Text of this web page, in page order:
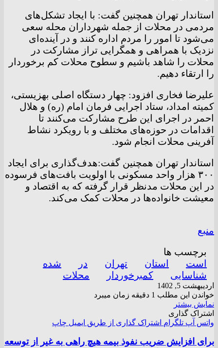
استاندار تهران همچنین گفت: با ایجاد تشکل‌های
مردمی در محلات از جمله شهرداران محله سعی
می‌شود تا امور را مردم اداره کنند و در آینده‌ای
نزدیک با همراهی و همگرایی تراز مشارکت در
محلات را شاهد باشیم و سطوح محلات کم برخوردار
را ارتقاء دهیم.
علیرضا فخاری افزود: چهار دستگاه اصلی بهزیستی،
کمیته امداد، ستاد اجرایی فرمان امام (ره) و هلال
احمر در اجرای این طرح مشارکت می‌کنند تا
اقدامات در حوزه‌های مختلف و با رویکرد نشاط
آفرینی محلات انجام شود.
استاندار تهران همچنین گفت:هدف‌گذاری برای ایجاد
۳۰۰ هزار واحد مسکونی با اولویت بافت‌های فرسوده
در این محلات مدنظر قرار گرفته که به اقتصاد و
معیشت خانواده‌ها در محلات کمک می‌کند.
منبع
برچسب ها
است
استان تهران در
شده
شناسایی
کمبرخوردار محلات
اردیبهشت 5, 1402
خواندن این مطلب 1 دقیقه زمان میبرد
نمایش بیشتر
اشتراک گذاری
واتس آپ تلگرام اشتراک گذاری از طریق ایمیل چاپ
برای افزایش ضریب نفوذ بیمه هیچ راهی به غیر از توسعه